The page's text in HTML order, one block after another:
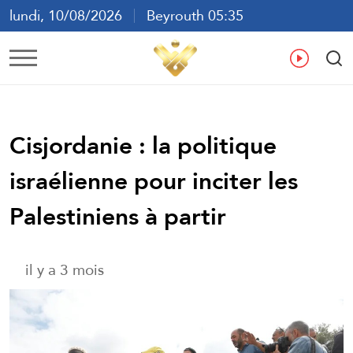
lundi, 10/08/2026
Beyrouth 05:35
ع
Cisjordanie : la politique
israélienne pour inciter les
Palestiniens à partir
il y a 3 mois